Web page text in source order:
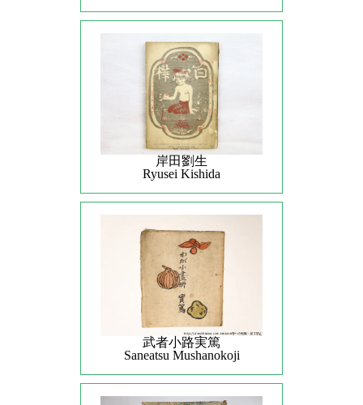
岸田劉生
Ryusei Kishida
武者小路実篤
Saneatsu Mushanokoji